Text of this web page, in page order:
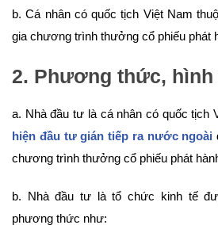
b. Cá nhân có quốc tịch Việt Nam
gia chương trình thưởng cổ phiếu phát
2. Phương thức,
a. Nhà đầu tư là cá nhân có quốc tịch
hiện đầu tư gián tiếp ra nước ngoài
chương trình thưởng cổ phiếu phát
b. Nhà đầu tư là tổ chức kinh tế
phương thức như: